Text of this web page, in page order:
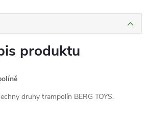
produktu
druhy trampolín BERG TOYS.